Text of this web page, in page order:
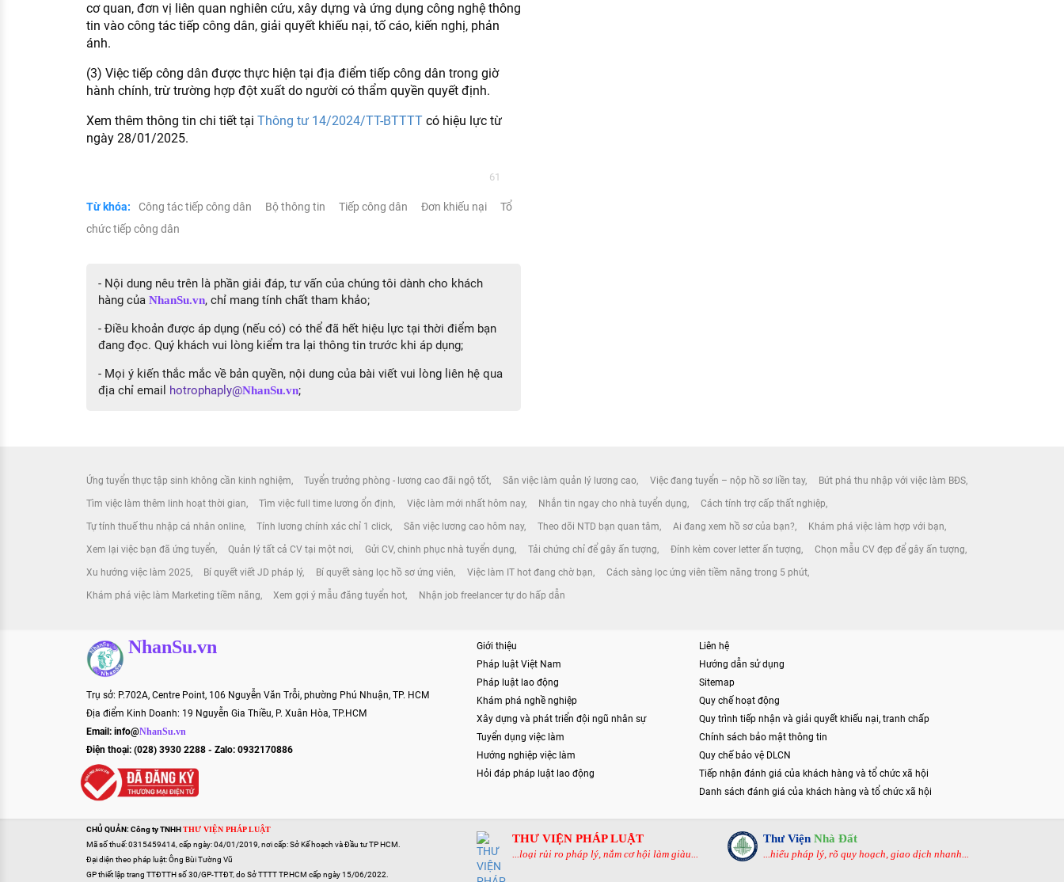
cơ quan, đơn vị liên quan nghiên cứu, xây dựng và ứng dụng công nghệ thông
tin vào công tác tiếp công dân, giải quyết khiếu nại, tố cáo, kiến nghị, phản
ánh.
(3) Việc tiếp công dân được thực hiện tại địa điểm tiếp công dân trong giờ
hành chính, trừ trường hợp đột xuất do người có thẩm quyền quyết định.
Xem thêm thông tin chi tiết tại Thông tư 14/2024/TT-BTTTTcó hiệu lực từ
ngày 28/01/2025.
61
Từ khóa: Công tác tiếp công dân Bộ thông tin Tiếp công dân Đơn khiếu nại
Tổ
chức tiếp công dân
- Nội dung nêu trên là phần giải đáp, tư vấn của chúng tôi dành cho khách
hàng của NhanSu.vn, chỉ mang tính chất tham khảo;
- Điều khoản được áp dụng (nếu có) có thể đã hết hiệu lực tại thời điểm bạn
đang đọc. Quý khách vui lòng kiểm tra lại thông tin trước khi áp dụng;
- Mọi ý kiến thắc mắc về bản quyền, nội dung của bài viết vui lòng liên hệ qua
địa chỉ email hotrophaply@NhanSu.vn;
Ứng tuyển thực tập sinh không cần kinh nghiệm Tuyển trưởng phòng - lương cao đãi ngộ tốt Săn việc làm quản lý lương cao Việc đang tuyển – nộp hồ sơ liền tay Bứt phá thu nhập với việc làm BĐS
Tìm việc làm thêm linh hoạt thời gian Tìm việc full time lương ổn định Việc làm mới nhất hôm nay Nhắn tin ngay cho nhà tuyển dụng Cách tính trợ cấp thất nghiệp
Tự tính thuế thu nhập cá nhân online Tính lương chính xác chỉ 1 click Săn việc lương cao hôm nay Theo dõi NTD bạn quan tâm Ai đang xem hồ sơ của bạn? Khám phá việc làm hợp với bạn
Xem lại việc bạn đã ứng tuyển Quản lý tất cả CV tại một nơi Gửi CV, chinh phục nhà tuyển dụng Tải chứng chỉ để gây ấn tượng Đính kèm cover letter ấn tượng Chọn mẫu CV đẹp để gây ấn tượng
Xu hướng việc làm 2025 Bí quyết viết JD pháp lý Bí quyết sàng lọc hồ sơ ứng viên Việc làm IT hot đang chờ bạn Cách sàng lọc ứng viên tiềm năng trong 5 phút
Khám phá việc làm Marketing tiềm năng Xem gợi ý mẫu đăng tuyển hot Nhận job freelancer tự do hấp dẫn
NhanSu.vn
Trụ sở: P.702A, Centre Point, 106 Nguyễn Văn Trỗi, phường Phú Nhuận, TP. HCM
Địa điểm Kinh Doanh: 19 Nguyễn Gia Thiều, P. Xuân Hòa, TP.HCM
Email: info@NhanSu.vn
Điện thoại: (028) 3930 2288 - Zalo: 0932170886
Giới thiệu
Pháp luật Việt Nam
Pháp luật lao động
Khám phá nghề nghiệp
Xây dựng và phát triển đội ngũ nhân sự
Tuyển dụng việc làm
Hướng nghiệp việc làm
Hỏi đáp pháp luật lao động
Liên hệ
Hướng dẫn sử dụng
Sitemap
Quy chế hoạt động
Quy trình tiếp nhận và giải quyết khiếu nại, tranh chấp
Chính sách bảo mật thông tin
Quy chế bảo vệ DLCN
Tiếp nhận đánh giá của khách hàng và tổ chức xã hội
Danh sách đánh giá của khách hàng và tổ chức xã hội
CHỦ QUẢN: Công ty TNHHTHƯ VIỆN PHÁP LUẬT
Mã số thuế: 0315459414, cấp ngày: 04/01/2019, nơi cấp: Sở Kế hoạch và Đầu tư TP HCM.
Đại diện theo pháp luật: Ông Bùi Tường Vũ
GP thiết lập trang TTĐTTH số 30/GP-TTĐT, do Sở TTTT TP.HCM cấp ngày 15/06/2022.
THƯ VIỆN PHÁP LUẬT
...loại rủi ro pháp lý, nắm cơ hội làm giàu...
Thư Viện Nhà Đất
...hiểu pháp lý, rõ quy hoạch, giao dịch nhanh...